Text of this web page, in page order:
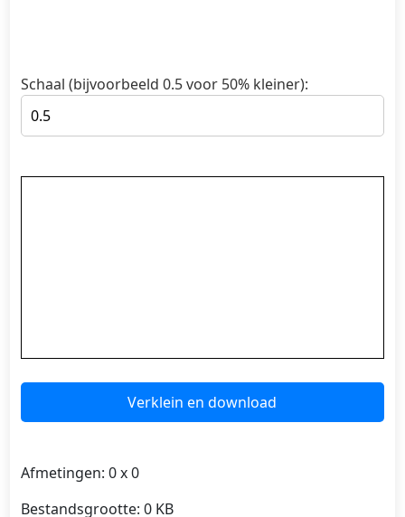
Schaal (bijvoorbeeld 0.5 voor 50% kleiner):
Verklein en download
Afmetingen:0 x 0
Bestandsgrootte:0 KB